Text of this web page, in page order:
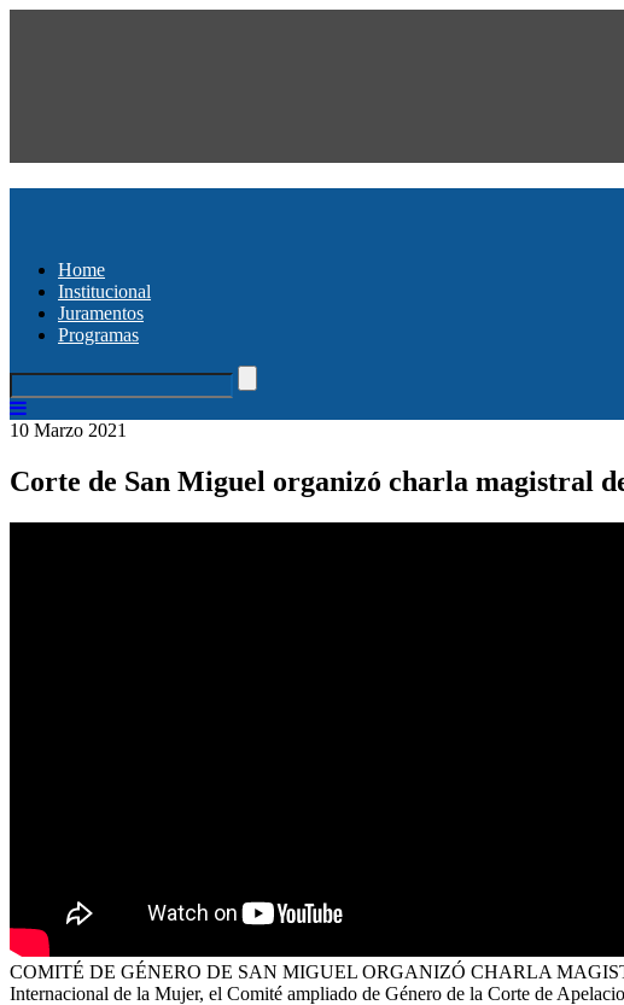
Home
Institucional
Juramentos
Programas
10 Marzo 2021
Corte de San Miguel organizó charla magistral
COMITÉ DE GÉNERO DE SAN MIGUEL ORGANIZÓ CHARLA
Internacional de la Mujer, el Comité ampliado de Género de la Corte de